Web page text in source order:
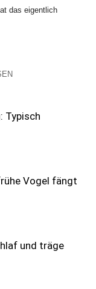
das eigentlich
Typisch
Vogel fängt
und träge